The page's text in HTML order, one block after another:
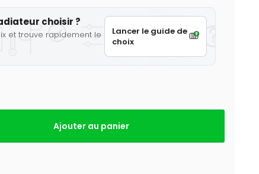
choisir ?
et trouve rapidement le
Lancer le guide de
choix
Ajouter au panier